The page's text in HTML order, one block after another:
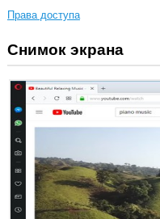
Права доступа
У
этого
есть
доступ
вашим
данным
на
некоторых
сайтах.
Снимок экрана